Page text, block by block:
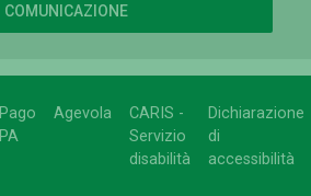
COMUNICAZIONE
Pago
PA
Agevola
CARIS -
Servizio
disabilità
Dichiarazione
di
accessibilità